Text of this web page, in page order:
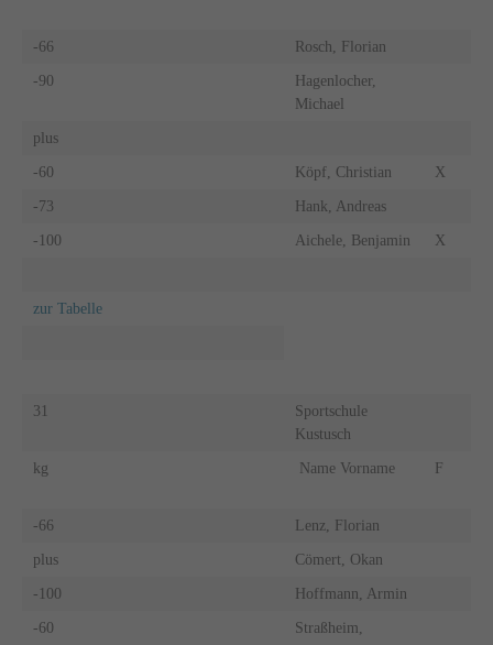
-66 Rosch, Florian
-90
Hagenlocher,
Michael
plus
-60 Köpf, Christian X
-73 Hank, Andreas
-100 Aichele, Benjamin X
zur Tabelle
31
Sportschule
Kustusch
kg Name Vorname F
-66 Lenz, Florian
plus Cömert, Okan
-100 Hoffmann, Armin
-60
Straßheim,